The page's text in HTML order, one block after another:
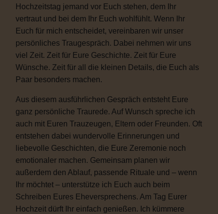
Hochzeitstag jemand vor Euch stehen, dem Ihr
vertraut und bei dem Ihr Euch wohlfühlt. Wenn Ihr
Euch für mich entscheidet, vereinbaren wir unser
persönliches Traugespräch. Dabei nehmen wir uns
viel Zeit. Zeit für Eure Geschichte. Zeit für Eure
Wünsche. Zeit für all die kleinen Details, die Euch als
Paar besonders machen.
Aus diesem ausführlichen Gespräch entsteht Eure
ganz persönliche Traurede. Auf Wunsch spreche ich
auch mit Euren Trauzeugen, Eltern oder Freunden. Oft
entstehen dabei wundervolle Erinnerungen und
liebevolle Geschichten, die Eure Zeremonie noch
emotionaler machen. Gemeinsam planen wir
außerdem den Ablauf, passende Rituale und – wenn
Ihr möchtet – unterstütze ich Euch auch beim
Schreiben Eures Eheversprechens. Am Tag Eurer
Hochzeit dürft Ihr einfach genießen. Ich kümmere